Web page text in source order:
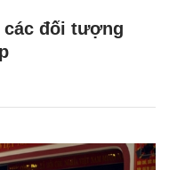
các đối tượng